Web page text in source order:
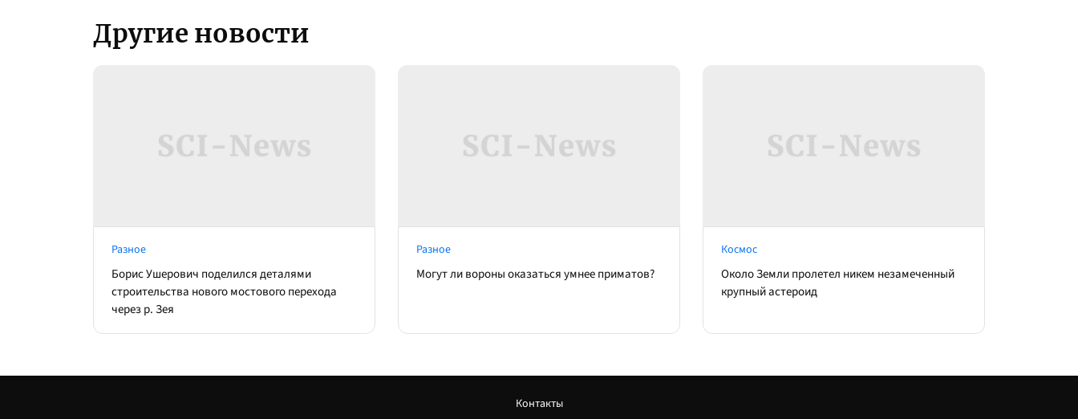
Другие новости
Разное
Борис Ушерович поделился деталями
строительства нового мостового перехода
через р. Зея
Разное
Могут ли вороны оказаться умнее приматов?
Космос
Около Земли пролетел никем незамеченный
крупный астероид
Контакты